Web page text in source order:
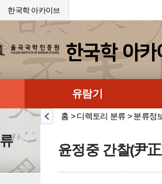
한국학 아카이브
유람기
홈 > 디렉토리 분류 > 분류정
윤정중 간찰(尹